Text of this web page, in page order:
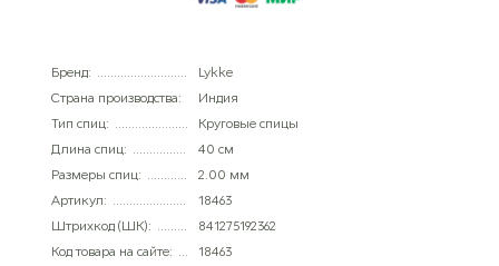
Бренд:
Lykke
Страна производства:
Индия
Тип спиц:
Круговые спицы
Длина спиц:
40 см
Размеры спиц:
2.00 мм
Артикул:
18463
Штрихкод (ШК):
841275192362
Код товара на сайте:
18463